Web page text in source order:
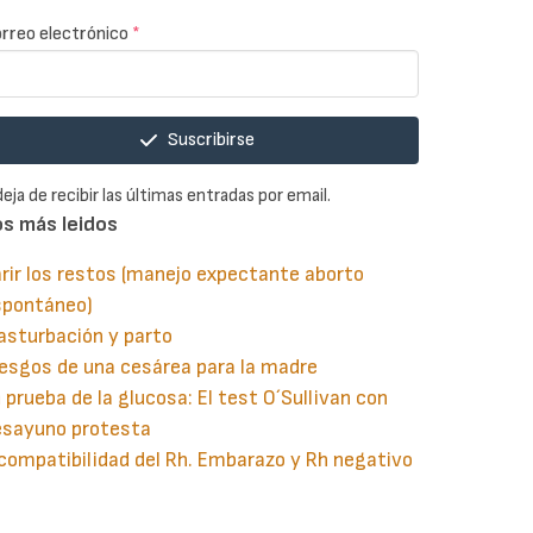
electrónico *
Suscribirse
de recibir las últimas entradas por email.
más leidos
los restos (manejo expectante aborto
y parto
de una cesárea para la madre
prueba de la glucosa: El test O´Sullivan con
protesta
del Rh. Embarazo y Rh negativo